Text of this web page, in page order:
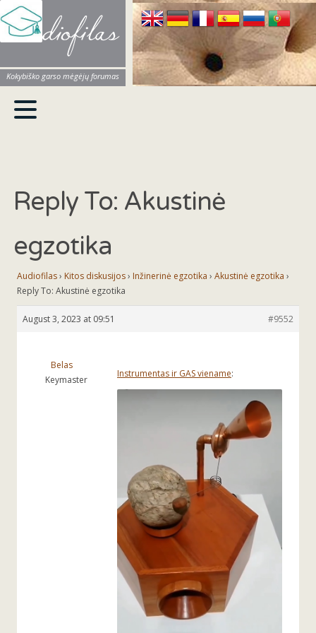
Audiofilas
Kokybiško garso mėgėjų forumas
Reply To: Akustinė
egzotika
Audiofilas› Kitos diskusijos› Inžinerinė egzotika › Akustinė egzotika ›
Reply To: Akustinė egzotika
August 3, 2023 at 09:51 #9552
Belas
Keymaster
Instrumentas ir GAS viename: